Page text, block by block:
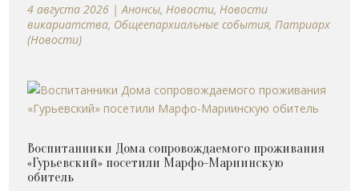
4 августа 2026 |Анонсы, Новости, Новости
викариатства, Общеепархиальные события, Патриарх
(Новости)
Воспитанники Дома сопровождаемого проживания
«Гурьевский» посетили Марфо-Мариинскую
обитель